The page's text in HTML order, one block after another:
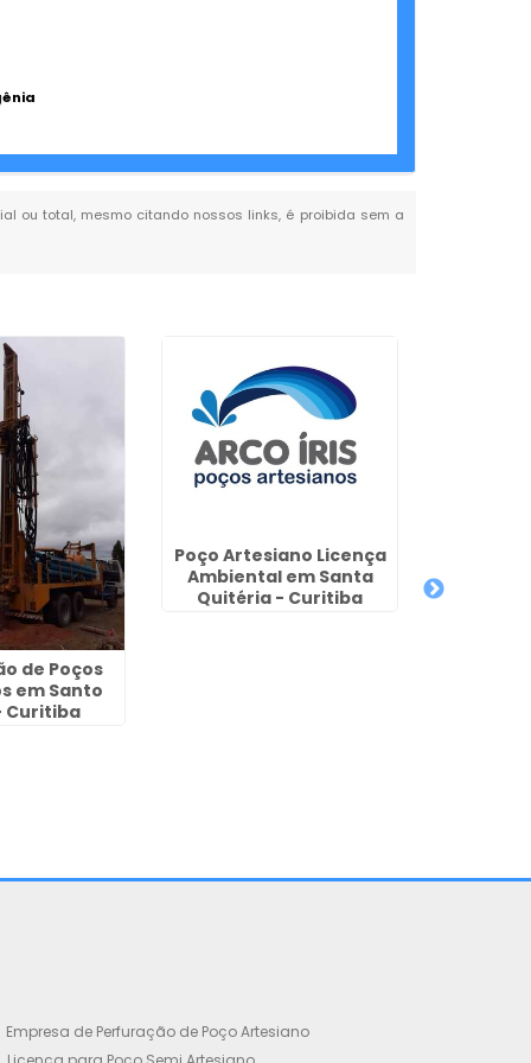
ou total, mesmo citando nossos links, é proibida sem a
de Poços
em Santo
Curitiba
Poço Artesiano Licença
Ambiental em Santa
Quitéria - Curitiba
Empresa de Perfuração de Poço Artesiano